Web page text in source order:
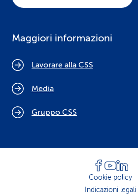
Maggiori informazioni
Lavorare alla CSS
Media
Gruppo CSS
Cookie policy
Indicazioni legali